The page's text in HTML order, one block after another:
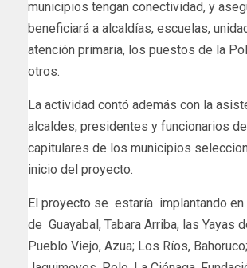
municipios tengan conectividad, y
beneficiará a alcaldías, escuelas,
atención primaria, los puestos de la
otros.
La actividad contó además con la
alcaldes, presidentes y funcionarios
capitulares de los municipios
inicio del proyecto.
El proyecto se estaría implantando
de Guayabal, Tabara Arriba, las Yayas
Pueblo Viejo, Azua; Los Ríos,